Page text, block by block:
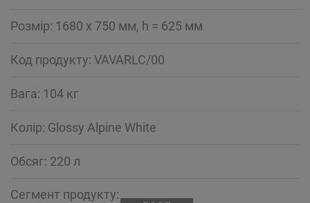
Розмір: 1680 x 750 мм, h = 625 мм
Код продукту: VAVARLC/00
Вага: 104 кг
Колір: Glossy Alpine White
Обсяг: 220 л
Сегмент продукту: